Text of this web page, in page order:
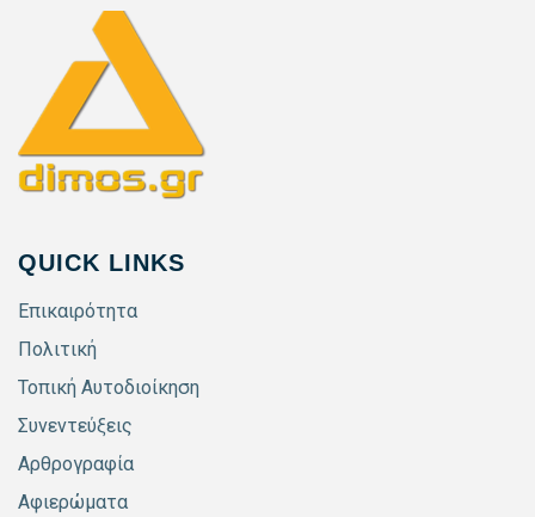
QUICK LINKS
Επικαιρότητα
Πολιτική
Τοπική Αυτοδιοίκηση
Συνεντεύξεις
Αρθρογραφία
Αφιερώματα